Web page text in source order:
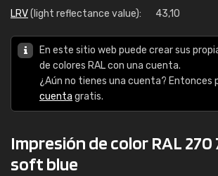
LRV(light reflectance value): 43,10
En este sitio web puede crear sus
de colores RAL con una cuenta.
¿Aún no tienes una cuenta? Entonces
cuenta gratis.
Impresión de color RAL 270
soft blue